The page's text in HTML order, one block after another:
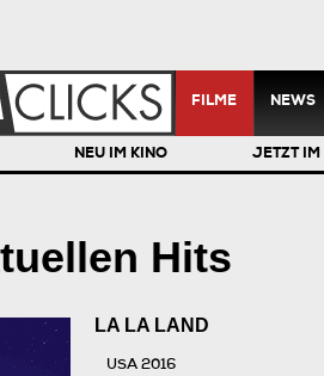
FILME NEWS
NEU IM KINO JETZT IM
Hits
LA LA LAND
USA 2016